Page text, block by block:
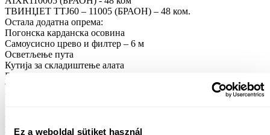
Ez a weboldal sütiket használ
ТВИНЏЕТ ТТЈ60 – 11005 (БРАОН) – 48 ком.
Остала додатна опрема:
Погонска карданска осовина
Самоусисно црево и филтер – 6 м
Осветљење пута
Кутија за складиштење алата
Блатник
Технички подаци
Укупна дужина: 7000 мм
Укупна ширина: 2910 мм
Укупна висина: 3500 мм
Нето тежина: 3500 кг